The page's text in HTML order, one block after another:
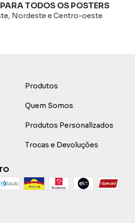
TODOS OS POSTERS
Nordeste e Centro-oeste
Produtos
Quem Somos
Produtos Personalizados
Trocas e Devoluções